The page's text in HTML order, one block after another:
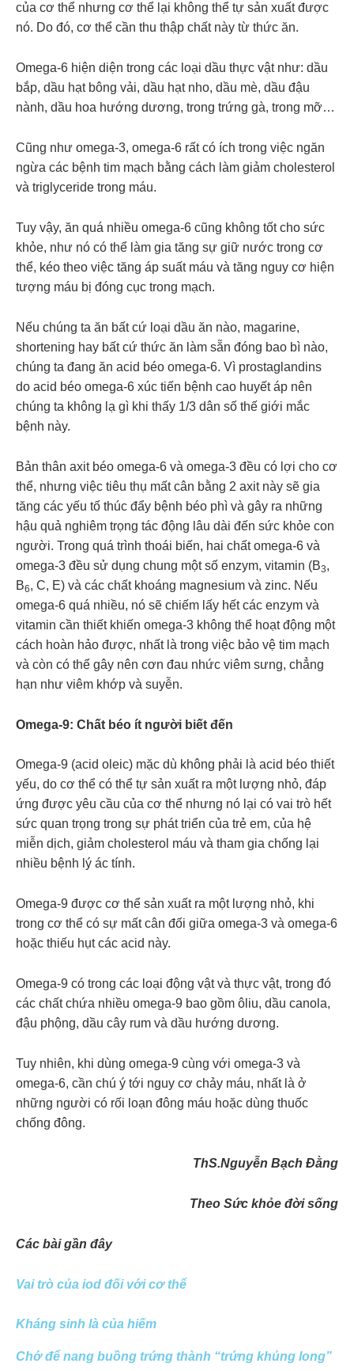
của cơ thể nhưng cơ thể lại không thể tự sản xuất được
nó. Do đó, cơ thể cần thu thập chất này từ thức ăn.
Omega-6 hiện diện trong các loại dầu thực vật như: dầu
bắp, dầu hạt bông vải, dầu hạt nho, dầu mè, dầu đậu
nành, dầu hoa hướng dương, trong trứng gà, trong mỡ…
Cũng như omega-3, omega-6 rất có ích trong việc ngăn
ngừa các bệnh tim mạch bằng cách làm giảm cholesterol
và triglyceride trong máu.
Tuy vậy, ăn quá nhiều omega-6 cũng không tốt cho sức
khỏe, như nó có thể làm gia tăng sự giữ nước trong cơ
thể, kéo theo việc tăng áp suất máu và tăng nguy cơ hiện
tượng máu bị đóng cục trong mạch.
Nếu chúng ta ăn bất cứ loại dầu ăn nào, magarine,
shortening hay bất cứ thức ăn làm sẵn đóng bao bì nào,
chúng ta đang ăn acid béo omega-6. Vì prostaglandins
do acid béo omega-6 xúc tiến bệnh cao huyết áp nên
chúng ta không lạ gì khi thấy 1/3 dân số thế giới mắc
bệnh này.
Bản thân axit béo omega-6 và omega-3 đều có lợi cho cơ
thể, nhưng việc tiêu thụ mất cân bằng 2 axit này sẽ gia
tăng các yếu tố thúc đẩy bệnh béo phì và gây ra những
hậu quả nghiêm trọng tác động lâu dài đến sức khỏe con
người. Trong quá trình thoái biến, hai chất omega-6 và
omega-3 đều sử dụng chung một số enzym, vitamin (B3,
B6, C, E) và các chất khoáng magnesium và zinc. Nếu
omega-6 quá nhiều, nó sẽ chiếm lấy hết các enzym và
vitamin cần thiết khiến omega-3 không thể hoạt động một
cách hoàn hảo được, nhất là trong việc bảo vệ tim mạch
và còn có thể gây nên cơn đau nhức viêm sưng, chẳng
hạn như viêm khớp và suyễn.
Omega-9: Chất béo ít người biết đến
Omega-9 (acid oleic) mặc dù không phải là acid béo thiết
yếu, do cơ thể có thể tự sản xuất ra một lượng nhỏ, đáp
ứng được yêu cầu của cơ thể nhưng nó lại có vai trò hết
sức quan trọng trong sự phát triển của trẻ em, của hệ
miễn dịch, giảm cholesterol máu và tham gia chống lại
nhiều bệnh lý ác tính.
Omega-9 được cơ thể sản xuất ra một lượng nhỏ, khi
trong cơ thể có sự mất cân đối giữa omega-3 và omega-6
hoặc thiếu hụt các acid này.
Omega-9 có trong các loại động vật và thực vật, trong đó
các chất chứa nhiều omega-9 bao gồm ôliu, dầu canola,
đậu phộng, dầu cây rum và dầu hướng dương.
Tuy nhiên, khi dùng omega-9 cùng với omega-3 và
omega-6, cần chú ý tới nguy cơ chảy máu, nhất là ở
những người có rối loạn đông máu hoặc dùng thuốc
chống đông.
ThS.Nguyễn Bạch Đằng
Theo Sức khỏe đời sống
Các bài gần đây
Vai trò của iod đối với cơ thể
Kháng sinh là của hiếm
Chớ để nang buồng trứng thành “trứng khủng long”